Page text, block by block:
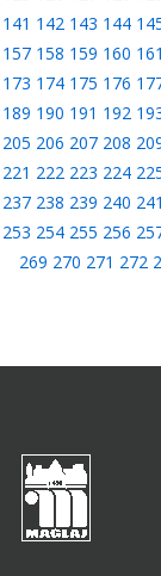
141 142 143 144
157 158 159 160 161
173 174 175 176
189 190 191 192
205 206 207 208
221 222 223 224
237 238 239 240 241
253 254 255 256
269 270 271 272